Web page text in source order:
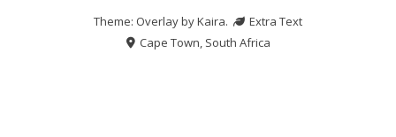
Theme: Overlay byKaira.
Extra Text
Cape Town, South Africa